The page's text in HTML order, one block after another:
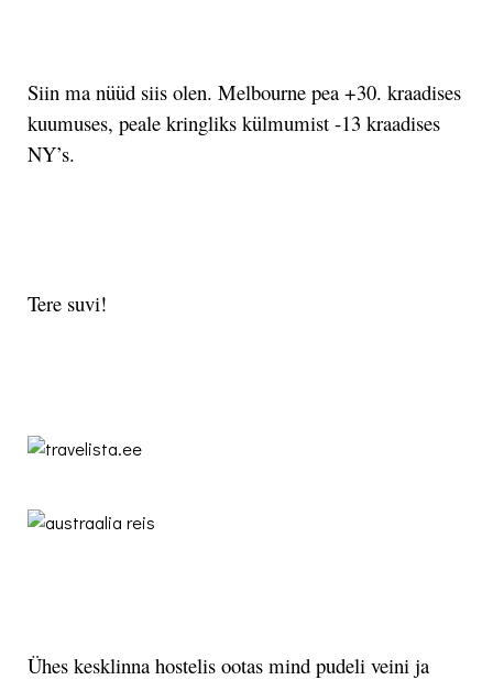
Siin ma nüüd siis olen. Melbourne pea +30. kraadises
kuumuses, peale kringliks külmumist -13 kraadises
NY’s.
Tere suvi!
Ühes kesklinna hostelis ootas mind pudeli veini ja